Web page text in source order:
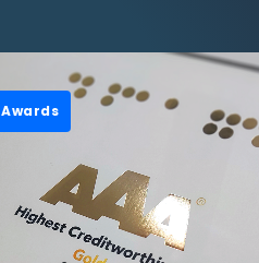
Awards